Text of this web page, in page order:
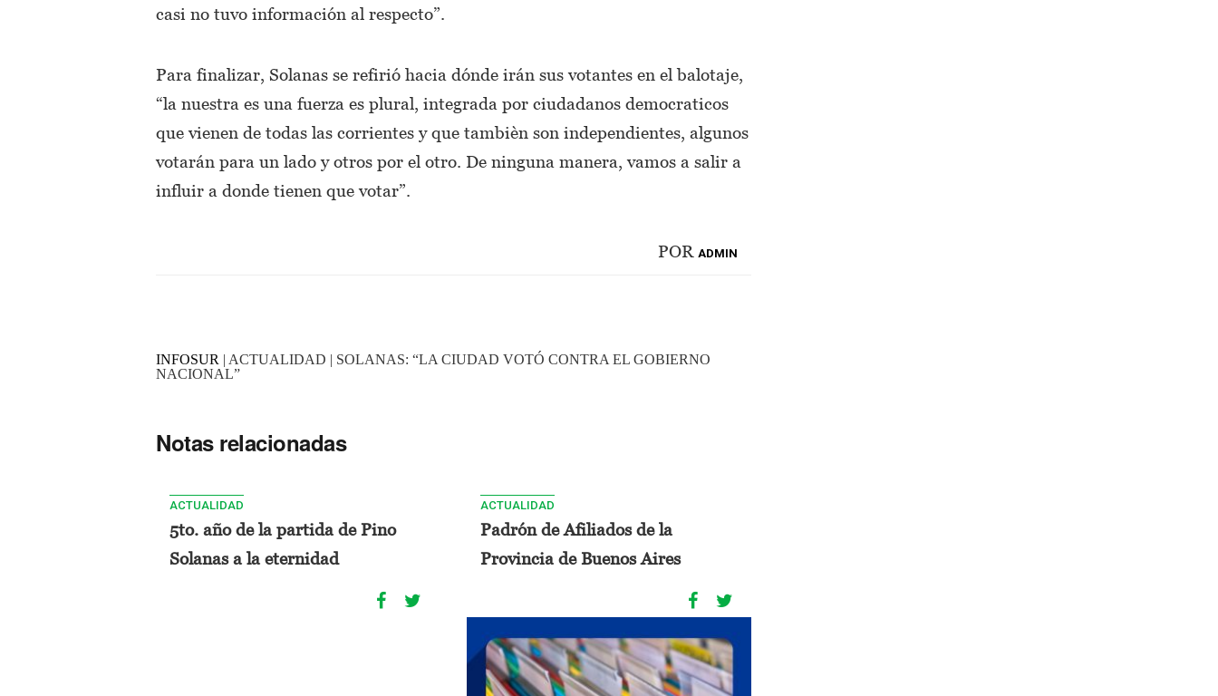
casi no tuvo información al respecto”.
Para finalizar, Solanas se refirió hacia dónde irán sus votantes en el balotaje,
“la nuestra es una fuerza es plural, integrada por ciudadanos democraticos
que vienen de todas las corrientes y que tambièn son independientes, algunos
votarán para un lado y otros por el otro. De ninguna manera, vamos a salir a
influir a donde tienen que votar”.
POR ADMIN
INFOSUR | ACTUALIDAD | SOLANAS: “LA CIUDAD VOTÓ CONTRA EL GOBIERNO
NACIONAL”
Notas relacionadas
ACTUALIDAD
5to. año de la partida de Pino
Solanas a la eternidad
ACTUALIDAD
Padrón de Afiliados de la
Provincia de Buenos Aires